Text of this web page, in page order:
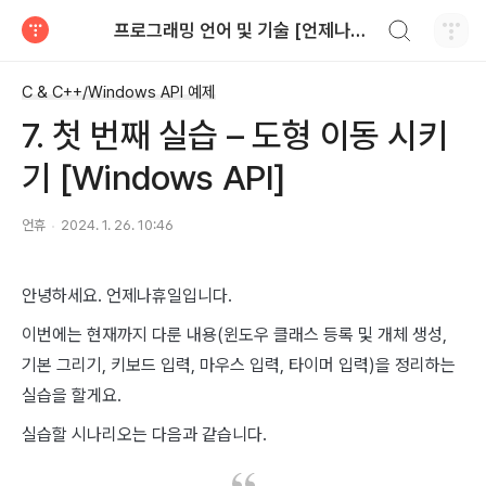
프로그래밍 언어 및 기술 [언제나휴일]
C & C++/Windows API 예제
7. 첫 번째 실습 – 도형 이동 시키
기 [Windows API]
언휴 2024. 1. 26. 10:46
안녕하세요. 언제나휴일입니다.
이번에는 현재까지 다룬 내용(윈도우 클래스 등록 및 개체 생성,
기본 그리기, 키보드 입력, 마우스 입력, 타이머 입력)을 정리하는
실습을 할게요.
실습할 시나리오는 다음과 같습니다.